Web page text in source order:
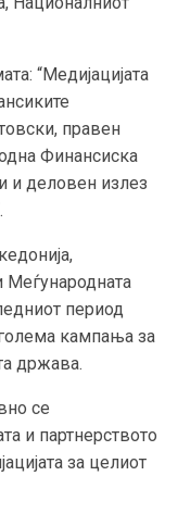
“Медијацијата
правен
Финансиска
и деловен излез
Меѓународната
период
кампања за
држава.
се
и партнерството
за целиот